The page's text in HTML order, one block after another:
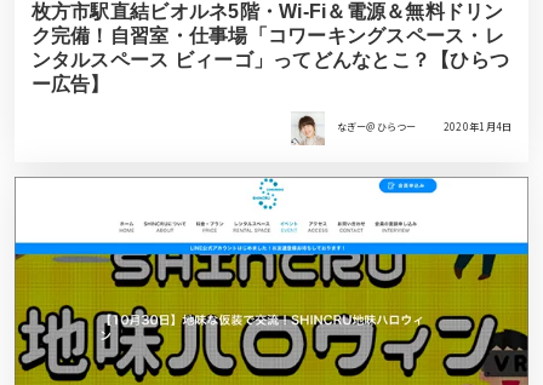
枚方市駅直結ビオルネ5階・Wi-Fi＆電源＆無料ドリン
ク完備！自習室・仕事場「コワーキングスペース・レ
ンタルスペース ビィーゴ」ってどんなとこ？【ひらつ
ー広告】
なぎー＠ひらつー 2020年1月4日